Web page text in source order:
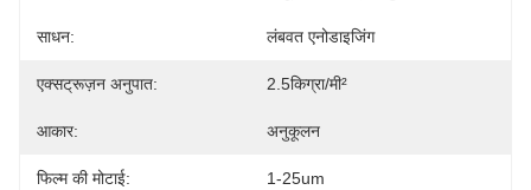
साधन: लंबवत एनोडाइजिंग
एक्सट्रूज़न अनुपात: 2.5किग्रा/मी²
आकार: अनुकूलन
फिल्म की मोटाई: 1-25um